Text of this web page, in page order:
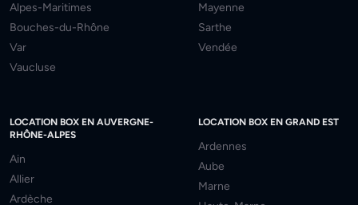
Alpes-Maritimes
Bouches-du-Rhône
Var
Vaucluse
Mayenne
Sarthe
Vendée
LOCATION BOX EN AUVERGNE-
RHÔNE-ALPES
Ain
Allier
Ardèche
LOCATION BOX EN GRAND EST
Ardennes
Aube
Marne